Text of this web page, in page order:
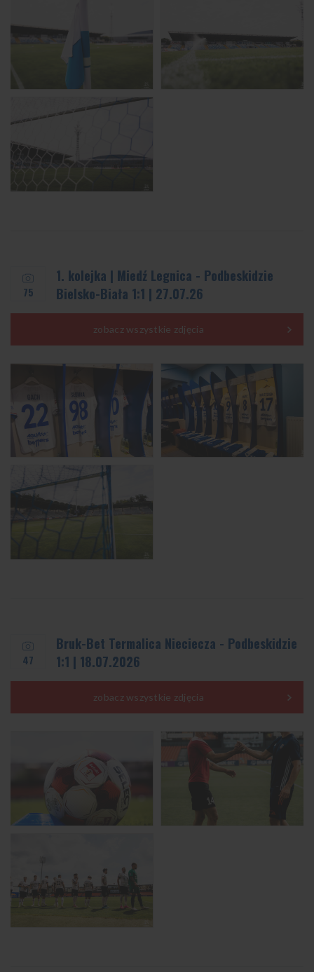
75
1. kolejka | Miedź Legnica - Podbeskidzie
Bielsko-Biała 1:1 | 27.07.26
zobacz wszystkie zdjęcia
47
Bruk-Bet Termalica Nieciecza - Podbeskidzie
1:1 | 18.07.2026
zobacz wszystkie zdjęcia